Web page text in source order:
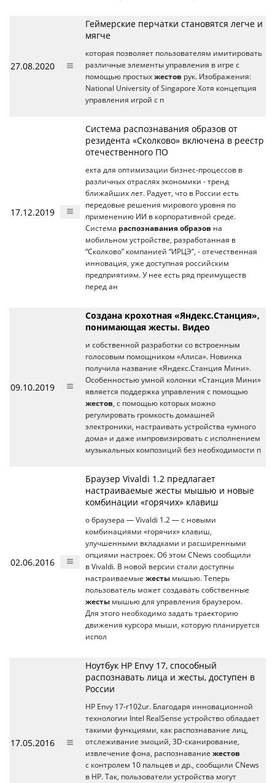
27.08.2020
Геймерские перчатки становятся легче и
мягче
которая позволяет пользователям имитировать
различные элементы управления в игре с
помощью простых жестов рук. Изображения:
National University of Singapore Хотя концепция
управления игрой с п
17.12.2019
Система распознавания образов от
резидента «Сколково» включена в реестр
отечественного ПО
екта для оптимизации бизнес-процессов в
различных отраслях экономики - тренд
ближайших лет. Радует, что в России есть
передовые решения мирового уровня по
применению ИИ в корпоративной среде.
Система распознавания образов на
мобильном устройстве, разработанная в
“Сколково” компанией “ИРЦЭ”, - отечественная
инновация, уже доступная российским
предприятиям. У нее есть ряд преимуществ
перед ан
09.10.2019
Создана крохотная «Яндекс.Станция»,
понимающая жесты. Видео
и собственной разработки со встроенным
голосовым помощником «Алиса». Новинка
получила название «Яндекс.Станция Мини».
Особенностью умной колонки «Станция Мини»
является поддержка управления с помощью
жестов, с помощью которых можно
регулировать громкость домашней
электроники, настраивать устройства «умного
дома» и даже импровизировать с исполнением
музыкальных композиций без необходимости п
02.06.2016
Браузер Vivaldi 1.2 предлагает
настраиваемые жесты мышью и новые
комбинации «горячих» клавиш
о браузера — Vivaldi 1.2 — с новыми
комбинациями «горячих» клавиш,
улучшенными вкладками и расширенными
опциями настроек. Об этом CNews сообщили
в Vivaldi. В новой версии стали доступны
настраиваемые жесты мышью. Теперь
пользователь может создавать собственные
жесты мышью для управления браузером.
Для этого необходимо задать траекторию
движения курсора мыши, которую планируется
испол
17.05.2016
Ноутбук HP Envy 17, способный
распознавать лица и жесты, доступен в
России
HP Envy 17-r102ur. Благодаря инновационной
технологии Intel RealSense устройство обладает
такими функциями, как распознавание лиц,
отслеживание эмоций, 3D-сканирование,
извлечение фона, распознавание жестов
с контролем 10 пальцев и др., сообщили CNews
в HP. Так, пользователи устройства могут